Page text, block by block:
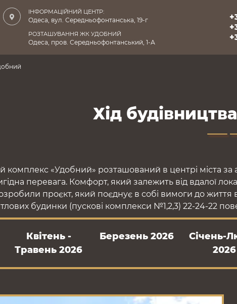
ІНФОРМАЦІЙНИЙ ЦЕНТР:
Одеса, вул. Середньофонтанська, 19-г
РОЗТАШУВАННЯ ЖК УДОБНИЙ
Одеса, пров. Середньофонтанський, 1-А
Хід
комплекс «Удобний» розташований в центрі міста
перевага. Комфорт, який залежить від вдалої
проєкт, який поєднує в собі вимоги до
будинки (пускові комплекси №1,2,3) 22-24-22
Квітень -
Травень 2026
Березень 2026
Cічень-
2026